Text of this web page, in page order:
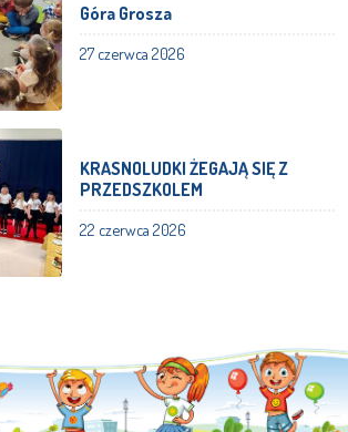
Góra Grosza
27 czerwca 2026
KRASNOLUDKI ŻEGAJĄ SIĘ Z
PRZEDSZKOLEM
22 czerwca 2026